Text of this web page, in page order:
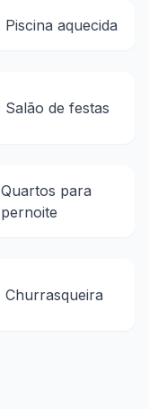
Piscina aquecida
Salão de festas
Quartos para
pernoite
Churrasqueira